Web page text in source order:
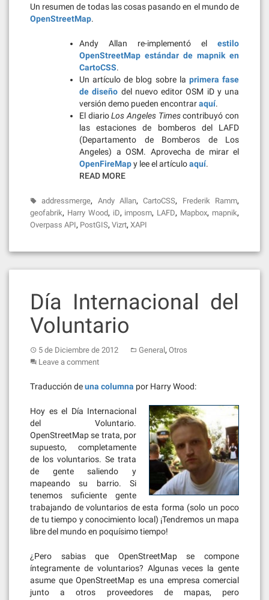
Un resumen de todas las cosas pasando en el mundo de
OpenStreetMap.
Andy Allan re-implementó el estilo
OpenStreetMap estándar de mapnik en
CartoCSS.
Un artículo de blog sobre la primera fase
de diseño del nuevo editor OSM iD y una
versión demo pueden encontraraquí.
El diarioLos Angeles Timescontribuyó con
las estaciones de bomberos del LAFD
(Departamento de Bomberos de Los
Angeles) a OSM. Aprovecha de mirar el
OpenFireMapy lee el artículoaquí.
READ MORE
addressmerge, Andy Allan,CartoCSS, Frederik Ramm,
geofabrik, Harry Wood, iD, imposm, LAFD, Mapbox, mapnik,
Overpass API, PostGIS, Vizrt, XAPI
Día Internacional del
Voluntario
5 de Diciembre de 2012 General, Otros
Leave a comment
Traducción deuna columna por Harry Wood:
Hoy es el Día Internacional
del Voluntario.
OpenStreetMap se trata, por
supuesto, completamente
de los voluntarios. Se trata
de gente saliendo y
mapeando su barrio. Si
tenemos suficiente gente
trabajando de voluntarios de esta forma (solo un poco
de tu tiempo y conocimiento local) ¡Tendremos un mapa
libre del mundo en poquísimo tiempo!
¿Pero sabias que OpenStreetMap se compone
íntegramente de voluntarios? Algunas veces la gente
asume que OpenStreetMap es una empresa comercial
junto a otros proveedores de mapas, pero